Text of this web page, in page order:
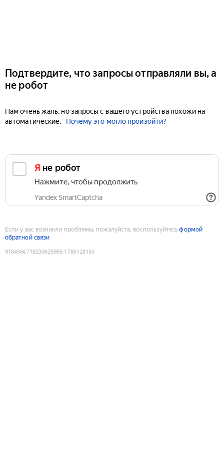
Подтвердите, что запросы отправляли вы, а
не робот
Нам очень жаль, но запросы с вашего устройства похожи на
автоматические.
Почему это могло произойти?
Я не робот
Нажмите, чтобы продолжить
Yandex SmartCaptcha
Если у вас возникли проблемы, пожалуйста, воспользуйтесьформой
обратной связи
9184566718230625969:1786128150